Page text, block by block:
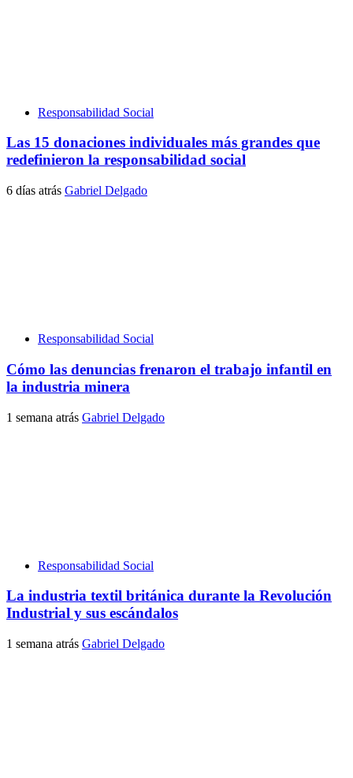
Responsabilidad Social
Las 15 donaciones individuales más grandes que
redefinieron la responsabilidad social
6 días atrás Gabriel Delgado
Responsabilidad Social
Cómo las denuncias frenaron el trabajo infantil en
la industria minera
1 semana atrás Gabriel Delgado
Responsabilidad Social
La industria textil británica durante la Revolución
Industrial y sus escándalos
1 semana atrás Gabriel Delgado